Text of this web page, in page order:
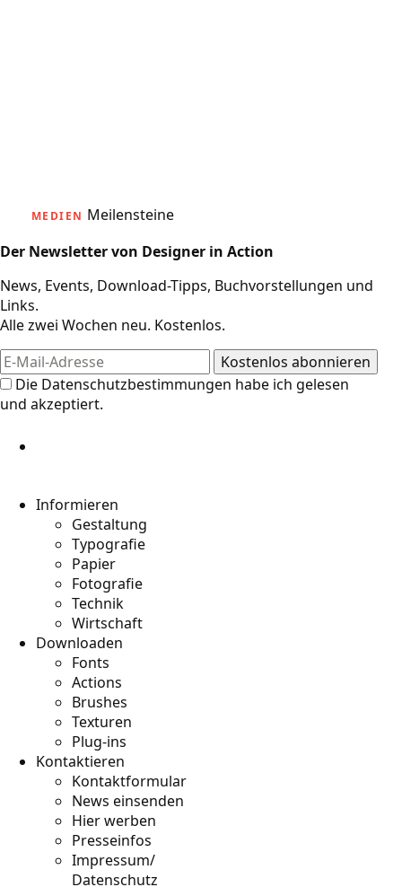
MEDIEN Meilensteine
Der Newsletter von Designer in Action
News, Events, Download-Tipps, Buchvorstellungen und
Links.
Alle zwei Wochen neu. Kostenlos.
Die Datenschutzbestimmungen habe ich gelesen
und akzeptiert.
Informieren
Gestaltung
Typografie
Papier
Fotografie
Technik
Wirtschaft
Downloaden
Fonts
Actions
Brushes
Texturen
Plug-ins
Kontaktieren
Kontaktformular
News einsenden
Hier werben
Presseinfos
Impressum/
Datenschutz